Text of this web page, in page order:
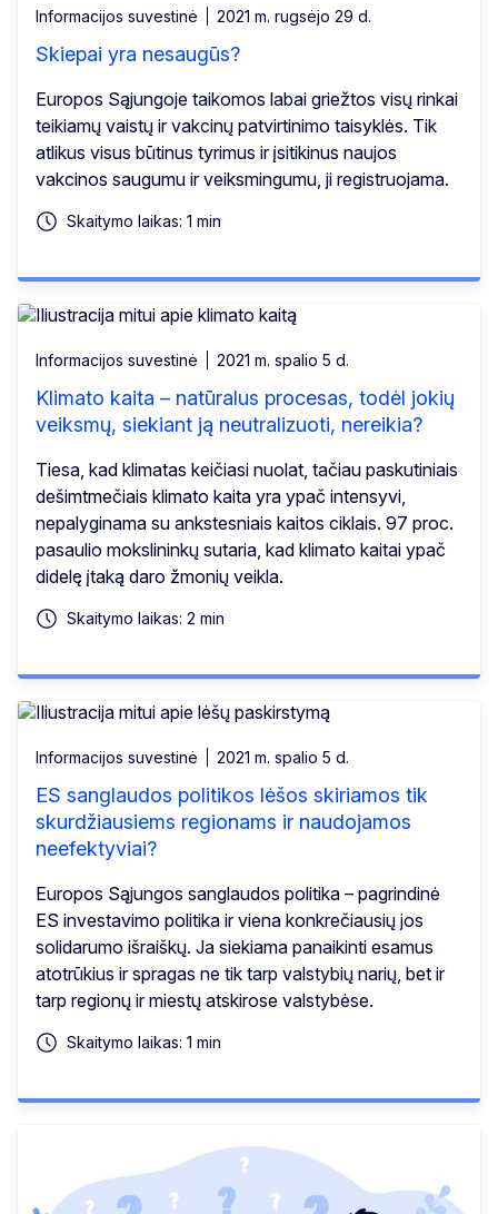
Informacijos suvestinė 2021 m. rugsėjo 29 d.
Skiepai yra nesaugūs?
Europos Sąjungoje taikomos labai griežtos visų rinkai
teikiamų vaistų ir vakcinų patvirtinimo taisyklės. Tik
atlikus visus būtinus tyrimus ir įsitikinus naujos
vakcinos saugumu ir veiksmingumu, ji registruojama.
Skaitymo laikas: 1 min
Informacijos suvestinė 2021 m. spalio 5 d.
Klimato kaita – natūralus procesas, todėl jokių
veiksmų, siekiant ją neutralizuoti, nereikia?
Tiesa, kad klimatas keičiasi nuolat, tačiau paskutiniais
dešimtmečiais klimato kaita yra ypač intensyvi,
nepalyginama su ankstesniais kaitos ciklais. 97 proc.
pasaulio mokslininkų sutaria, kad klimato kaitai ypač
didelę įtaką daro žmonių veikla.
Skaitymo laikas: 2 min
Informacijos suvestinė 2021 m. spalio 5 d.
ES sanglaudos politikos lėšos skiriamos tik
skurdžiausiems regionams ir naudojamos
neefektyviai?
Europos Sąjungos sanglaudos politika – pagrindinė
ES investavimo politika ir viena konkrečiausių jos
solidarumo išraiškų. Ja siekiama panaikinti esamus
atotrūkius ir spragas ne tik tarp valstybių narių, bet ir
tarp regionų ir miestų atskirose valstybėse.
Skaitymo laikas: 1 min